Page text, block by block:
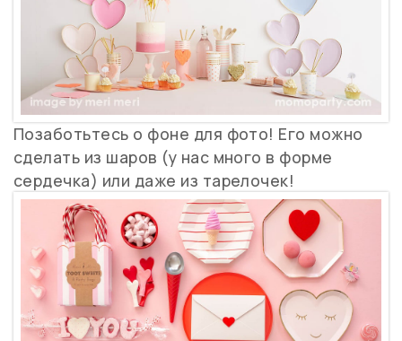
Позаботьтесь о фоне для фото! Его можно
сделать из шаров (у нас много в форме
сердечка) или даже из тарелочек!